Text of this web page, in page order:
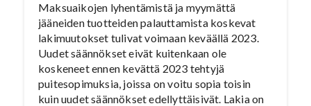
Maksuaikojen lyhentämistä ja myymättä
jääneiden tuotteiden palauttamista koskevat
lakimuutokset tulivat voimaan keväällä 2023.
Uudet säännökset eivät kuitenkaan ole
koskeneet ennen kevättä 2023 tehtyjä
puitesopimuksia, joissa on voitu sopia toisin
kuin uudet säännökset edellyttäisivät. Lakia on